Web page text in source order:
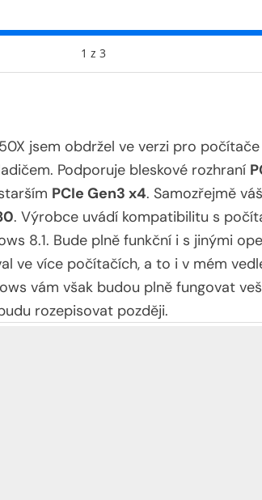
1 z 3
jsem obdržel ve verzi pro
Podporuje bleskové rozhraní
PCIe Gen3 x4. Samozřejmě
. Výrobce uvádí kompatibilitu s
8.1. Bude plně funkční i s jinými
ve více počítačích, a to i v mém
vám však budou plně fungovat
rozepisovat později.